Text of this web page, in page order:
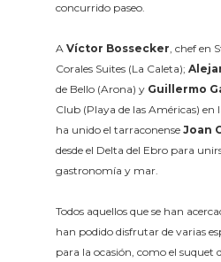
concurrido paseo.
A Víctor Bossecker, chef en
Corales Suites (La Caleta);
de Bello (Arona) y Guillermo
Club (Playa de las Américas) en
ha unido el tarraconense Joan
desde el Delta del Ebro para
gastronomía y mar.
Todos aquellos que se han
han podido disfrutar de varias
para la ocasión, como el suquet